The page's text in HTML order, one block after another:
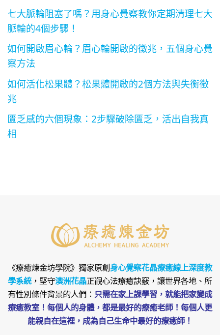
七大脈輪阻塞了嗎？用身心覺察教你定期清理七大
脈輪的4個步驟！
如何開啟眉心輪？眉心輪開啟的徵兆，五個身心覺
察方法
如何活化松果體？松果體開啟的2個方法與失衡徵
兆
匱乏感的六個現象：2步驟破除匱乏，活出自我真
相
《療癒煉金坊學院》 獨家原創身心覺察花晶療癒線上深度教
學系統，堅守澳洲花晶正觀心法療癒訣竅，讓世界各地、所
有性別條件背景的人們： 只需在家上課學習，就能把家變成
療癒教室！每個人的身體，都是最好的療癒老師！每個人更
能親自在這裡，成為自己生命中最好的療癒師！